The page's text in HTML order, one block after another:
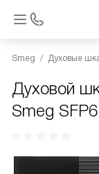
Smeg Духовые
Духовой
Smeg